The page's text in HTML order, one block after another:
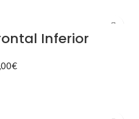
Inferior
€